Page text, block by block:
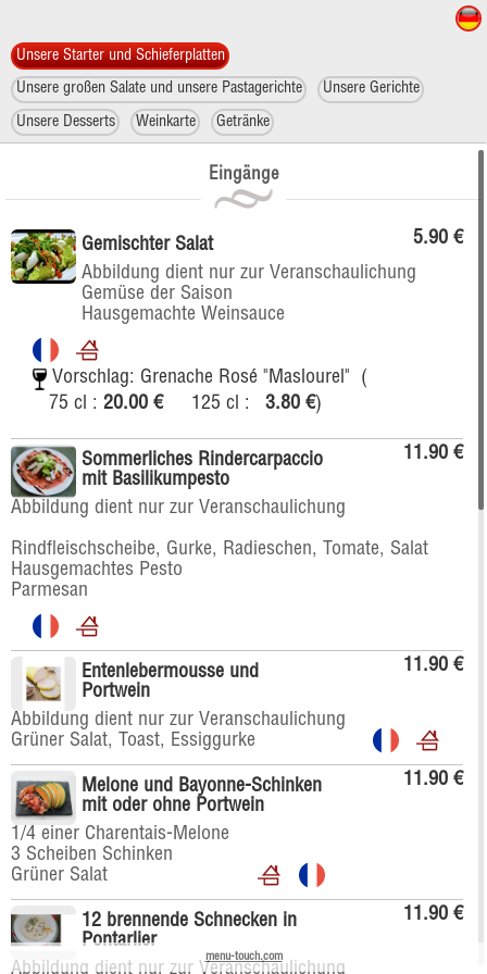
Unsere Starter und Schieferplatten
Unsere großen Salate und unsere Pastagerichte Unsere Gerichte
Unsere Desserts Weinkarte Getränke
Eingänge
5.90 €
Gemischter Salat
Abbildung dient nur zur Veranschaulichung
Gemüse der Saison
Hausgemachte Weinsauce
Vorschlag: Grenache Rosé "Maslourel" (
75 cl : 20.00 € 125 cl : 3.80 €)
11.90 €
Sommerliches Rindercarpaccio
mit Basilikumpesto
Abbildung dient nur zur Veranschaulichung
Rindfleischscheibe, Gurke, Radieschen, Tomate, Salat
Hausgemachtes Pesto
Parmesan
11.90 €
Entenlebermousse und
Portwein
Abbildung dient nur zur Veranschaulichung
Grüner Salat, Toast, Essiggurke
11.90 €
Melone und Bayonne-Schinken
mit oder ohne Portwein
1/4 einer Charentais-Melone
3 Scheiben Schinken
Grüner Salat
11.90 €
12 brennende Schnecken in
Pontarlier
Abbildung dient nur zur Veranschaulichung
menu-touch.com